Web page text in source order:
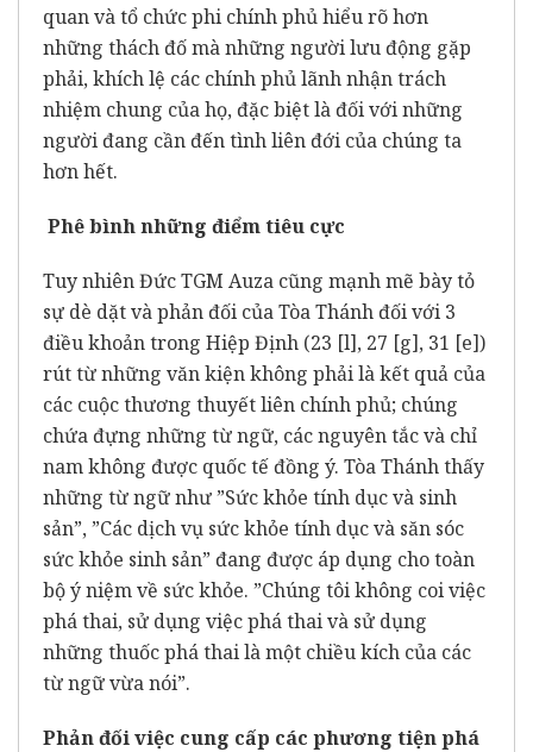
quan và tổ chức phi chính phủ hiểu rõ hơn
những thách đố mà những người lưu động gặp
phải, khích lệ các chính phủ lãnh nhận trách
nhiệm chung của họ, đặc biệt là đối với những
người đang cần đến tình liên đới của chúng ta
hơn hết.
Phê bình những điểm tiêu cực
Tuy nhiên Đức TGM Auza cũng mạnh mẽ bày tỏ
sự dè dặt và phản đối của Tòa Thánh đối với 3
điều khoản trong Hiệp Định (23 [l], 27 [g], 31 [e])
rút từ những văn kiện không phải là kết quả của
các cuộc thương thuyết liên chính phủ; chúng
chứa đựng những từ ngữ, các nguyên tắc và chỉ
nam không được quốc tế đồng ý. Tòa Thánh thấy
những từ ngữ như ”Sức khỏe tính dục và sinh
sản”, ”Các dịch vụ sức khỏe tính dục và săn sóc
sức khỏe sinh sản” đang được áp dụng cho toàn
bộ ý niệm về sức khỏe. ”Chúng tôi không coi việc
phá thai, sử dụng việc phá thai và sử dụng
những thuốc phá thai là một chiều kích của các
từ ngữ vừa nói”.
Phản đối việc cung cấp các phương tiện phá